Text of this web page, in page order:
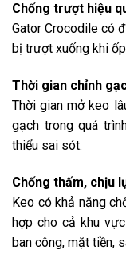
Chống trượt hiệu
Gator Crocodile có
bị trượt xuống khi
Thời gian chỉnh
Thời gian mở keo
gạch trong quá
thiểu sai sót.
Chống thấm, chịu
Keo có khả năng
hợp cho cả khu
ban công, mặt tiền,